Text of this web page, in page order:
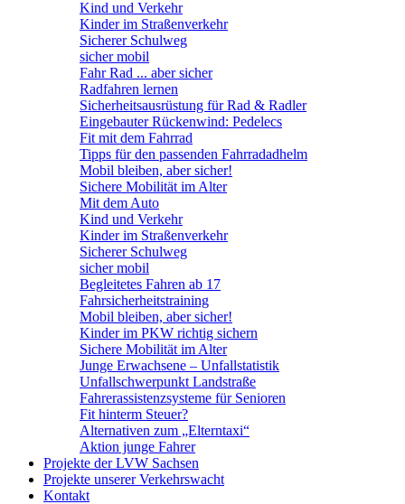
Kind und Verkehr
Kinder im Straßenverkehr
Sicherer Schulweg
sicher mobil
Fahr Rad ... aber sicher
Radfahren lernen
Sicherheitsausrüstung für Rad & Radler
Eingebauter Rückenwind: Pedelecs
Fit mit dem Fahrrad
Tipps für den passenden Fahrradadhelm
Mobil bleiben, aber sicher!
Sichere Mobilität im Alter
Mit dem Auto
Kind und Verkehr
Kinder im Straßenverkehr
Sicherer Schulweg
sicher mobil
Begleitetes Fahren ab 17
Fahrsicherheitstraining
Mobil bleiben, aber sicher!
Kinder im PKW richtig sichern
Sichere Mobilität im Alter
Junge Erwachsene – Unfallstatistik
Unfallschwerpunkt Landstraße
Fahrerassistenzsysteme für Senioren
Fit hinterm Steuer?
Alternativen zum „Elterntaxi“
Aktion junge Fahrer
Projekte der LVW Sachsen
Projekte unserer Verkehrswacht
Kontakt